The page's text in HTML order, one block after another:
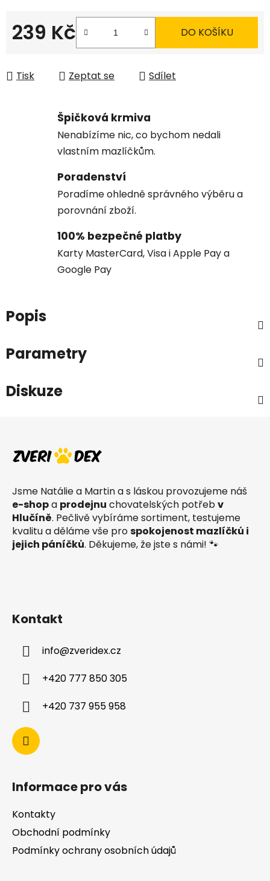
239 Kč DO KOŠÍKU
Tisk Zeptat se Sdílet
Špičková krmiva
Nenabízíme nic, co bychom nedali
vlastním mazlíčkům.
Poradenství
Poradíme ohledně správného výběru a
porovnání zboží.
100% bezpečné platby
Karty MasterCard, Visa i Apple Pay a
Google Pay
Popis
Parametry
Diskuze
Jsme Natálie a Martin a s láskou provozujeme náš
e-shopa prodejnu chovatelských potřebv
Hlučíně. Pečlivě vybíráme sortiment, testujeme
kvalitu a děláme vše prospokojenost mazlíčků i
jejich páníčků. Děkujeme, že jste s námi! 🐾
Kontakt
info@zveridex.cz
+420 777 850 305
+420 737 955 958
Informace pro vás
Kontakty
Obchodní podmínky
Podmínky ochrany osobních údajů